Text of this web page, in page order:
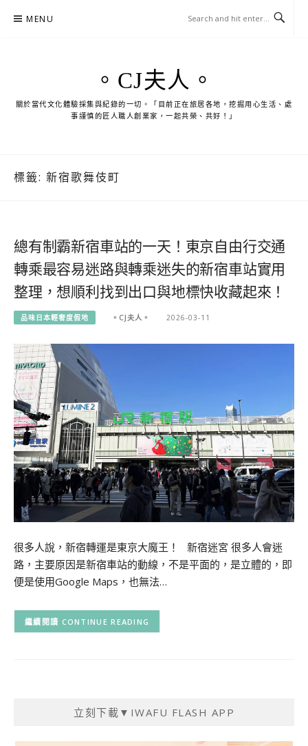
MENU
。CJ夫人。
關於當代文化體驗採集與紀錄的一切。「目前正在旅居各地，挖掘用心生活、處
事謹慎的匠人職人創業家，一起共榮、共好！」
標籤: 新宿歌舞伎町
總有制霸新宿車站的一天！東京自由行交通
轉乘最容易迷路與轉乘迷失的新宿車站實用
整理，想順利找到出口與地標快收藏起來！
品味日本輕奢度假地 。CJ夫人。 2026-03-11
很多人說，新宿轉運是東京大魔王！ 新宿迷宮 很多人會迷
路，主要原因是新宿車站的動線，不是平面的，是立體的，即
便是使用Google Maps，也無法…
CONTINUE READING
立刻下載▼IWAFU FLASH APP